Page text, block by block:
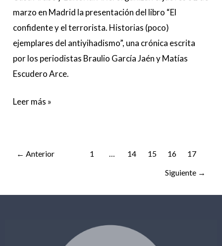
marzo en Madrid la presentación del libro “El
confidente y el terrorista. Historias (poco)
ejemplares del antiyihadismo”, una crónica escrita
por los periodistas Braulio García Jaén y Matías
Escudero Arce.
terror.
Leer más »
← Anterior 1 … 14 15 16
17
Siguiente →